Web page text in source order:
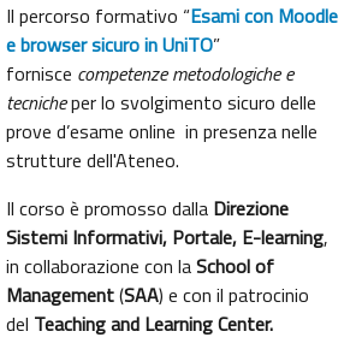
Il percorso formativo “Esami con Moodle
e browser sicuro in UniTO”
fornisce competenze metodologiche e
tecnicheper lo svolgimento sicuro delle
prove d’esame online in presenza nelle
strutture dell'Ateneo.
Il corso è promosso dalla Direzione
Sistemi Informativi, Portale, E-learning,
in collaborazione con laSchool of
Management(SAA) e con il patrocinio
del Teaching and Learning Center.